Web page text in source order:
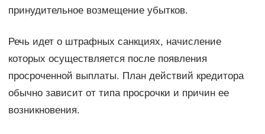
принудительное возмещение убытков.
Речь идет о штрафных санкциях, начисление
которых осуществляется после появления
просроченной выплаты. План действий кредитора
обычно зависит от типа просрочки и причин ее
возникновения.